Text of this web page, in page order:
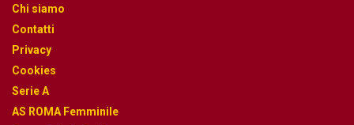
Chi siamo
Contatti
Privacy
Cookies
Serie A
AS ROMA Femminile